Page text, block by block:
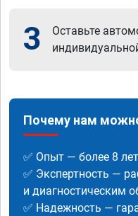
3
Оставьте
Почему нам
✅ Опыт — более 8
✅ Экспертность —
и диагностическим
✅ Надежность —